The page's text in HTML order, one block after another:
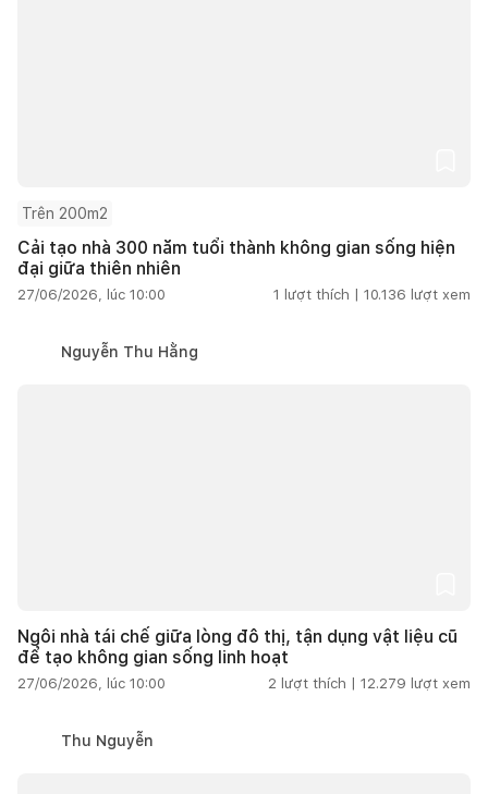
Trên 200m2
Cải tạo nhà 300 năm tuổi thành không gian sống hiện
đại giữa thiên nhiên
27/06/2026, lúc 10:00 1 lượt thích | 10.136 lượt xem
Nguyễn Thu Hằng
Ngôi nhà tái chế giữa lòng đô thị, tận dụng vật liệu cũ
để tạo không gian sống linh hoạt
27/06/2026, lúc 10:00 2 lượt thích | 12.279 lượt xem
Thu Nguyễn